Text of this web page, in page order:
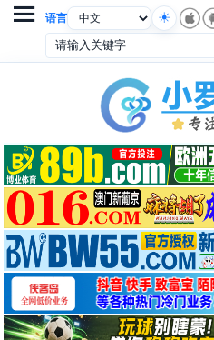
语言
